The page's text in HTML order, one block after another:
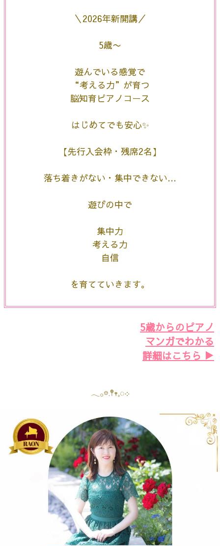
＼2026年新開講／
5歳〜
遊んでいる感覚で
“考える力”が育つ
脳知育ピアノコース
はじめてでも安心✨
【先行入会枠・残席2名】
落ち着きがない・集中できない…
遊びの中で
集中力
考える力
自信
を育てていきます。
5歳からのピアノ
マンガでわかる
詳細はこちら ▶︎
𓂃𓂂𖡼.𖤣𖥧𓈒◌܀